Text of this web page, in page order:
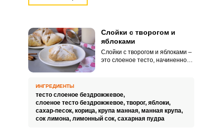
желирующий сахар, так начинка
в слойках не будет
расползаться.
Слойки с творогом и
яблоками
Слойки с творогом и яблоками –
это слоеное тесто, начиненное
прекрасно подойдет для
завтрака и зарядит вас энергией
на целый день.
ИНГРЕДИЕНТЫ
тесто слоеное бездрожжевое,
слоеное тесто бездрожжевое, творог, яблоки,
сахар-песок, корица, крупа манная, манная крупа,
сок лимона, лимонный сок, сахарная пудра